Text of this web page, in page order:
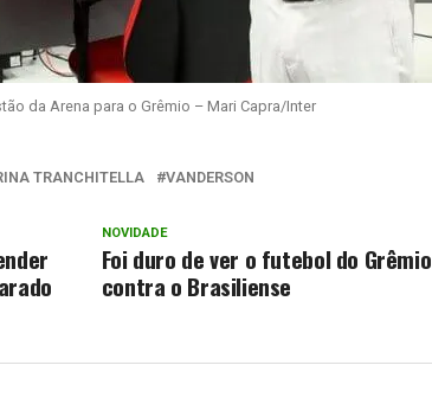
da Arena para o Grêmio – Mari Capra/Inter
TRANCHITELLA VANDERSON
NOVIDADE
Foi duro de ver o futebol do Grêmio
contra o Brasiliense